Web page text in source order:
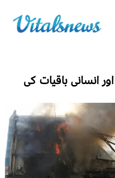
انسانی باقیات کی